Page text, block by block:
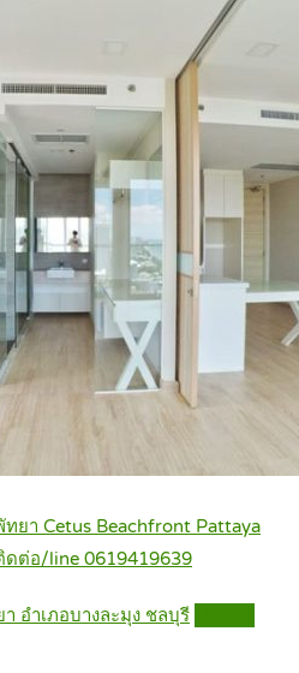
ยา Cetus Beachfront Pattaya
ดต่อ/line 0619419639
อำเภอบางละมุง ชลบุรี